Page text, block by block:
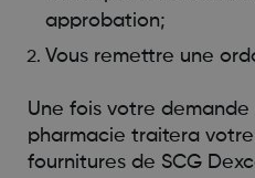
approbation;
Vous remettre une
Une fois votre
pharmacie traitera
fournitures de SCG